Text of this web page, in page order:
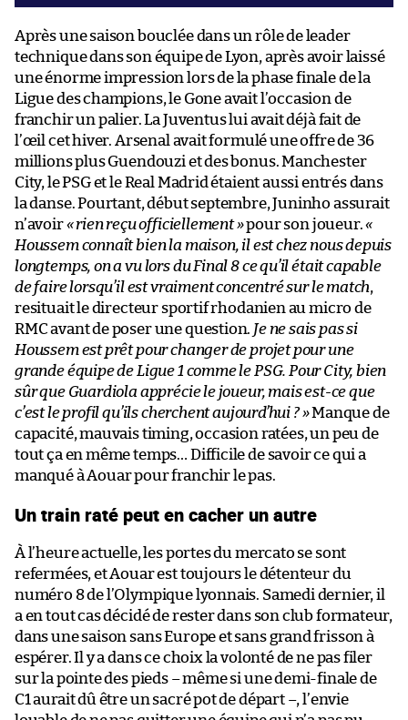
Après une saison bouclée dans un rôle de leader
technique dans son équipe de Lyon, après avoir laissé
une énorme impression lors de la phase finale de la
Ligue des champions, le Gone avait l’occasion de
franchir un palier. La Juventus lui avait déjà fait de
l’œil cet hiver. Arsenal avait formulé une offre de 36
millions plus Guendouzi et des bonus. Manchester
City, le PSG et le Real Madrid étaient aussi entrés dans
la danse. Pourtant, début septembre, Juninho assurait
n’avoir« rien reçu officiellement »pour son joueur.«
Houssem connaît bien la maison, il est chez nous depuis
longtemps, on a vu lors du Final 8 ce qu’il était capable
de faire lorsqu’il est vraiment concentré sur le match,
resituait le directeur sportif rhodanien au micro de
RMC avant de poser une question. Je ne sais pas si
Houssem est prêt pour changer de projet pour une
grande équipe de Ligue 1 comme le PSG. Pour City, bien
sûr que Guardiola apprécie le joueur, mais est-ce que
c’est le profil qu’ils cherchent aujourd’hui ? »Manque de
capacité, mauvais timing, occasion ratées, un peu de
tout ça en même temps… Difficile de savoir ce qui a
manqué à Aouar pour franchir le pas.
Un train raté peut en cacher un autre
À l’heure actuelle, les portes du mercato se sont
refermées, et Aouar est toujours le détenteur du
numéro 8 de l’Olympique lyonnais. Samedi dernier, il
a en tout cas décidé de rester dans son club formateur,
dans une saison sans Europe et sans grand frisson à
espérer. Il y a dans ce choix la volonté de ne pas filer
sur la pointe des pieds – même si une demi-finale de
C1 aurait dû être un sacré pot de départ –, l’envie